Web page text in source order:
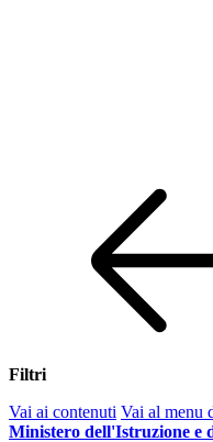
Filtri
Vai ai contenuti Vai al menu
Ministero dell'Istruzione e